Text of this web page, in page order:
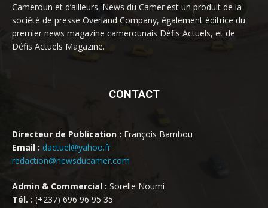
Cameroun et d’ailleurs. News du Camer est un produit de la
société de presse Overland Company, également éditrice du
premier news magazine camerounais Défis Actuels, et de
Défis Actuels Magazine.
CONTACT
Directeur de Publication : François Bambou
Email : dactuel@yahoo.fr
redaction@newsducamer.com
Admin & Commercial : Sorelle Noumi
Tél. : (+237) 696 96 95 35